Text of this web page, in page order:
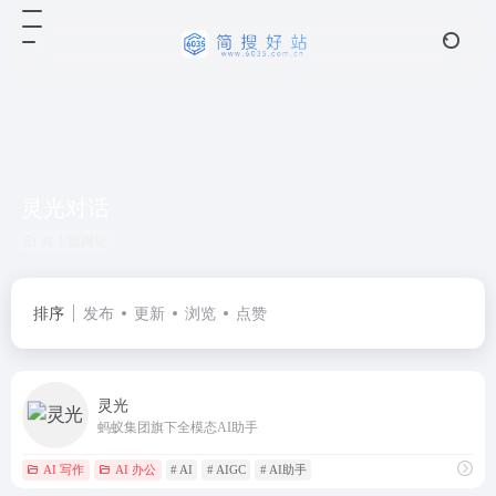
排序 发布 更新 浏览 点赞
灵光
蚂蚁集团旗下全模态AI助手
AI 写作 AI 办公 # AI # AIGC # AI助手